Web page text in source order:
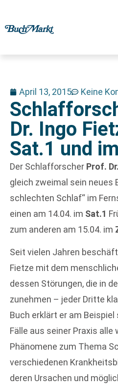
April 13, 2015 Keine
Dr. Ingo
Sat.1 und
Der Schlafforscher Prof.
gleich zweimal sein neues
schlechten Schlaf“ im
einen am 14.04. im Sat.1
zum anderen am 15.04. im
Seit vielen Jahren
Fietze mit dem
dessen Störungen, die in
zunehmen – jeder Dritte
Buch erklärt er am
Fälle aus seiner Praxis alle
Phänomene zum Thema
verschiedenen
deren Ursachen und